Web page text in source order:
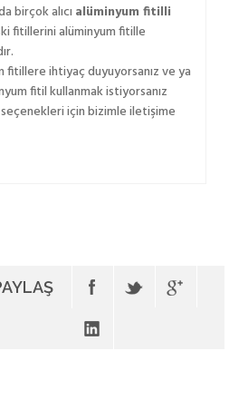
birçok alıcı alüminyum fitilli
fitillerini alüminyum fitille
fitillere ihtiyaç duyuyorsanız ve ya
fitil kullanmak istiyorsanız
için bizimle iletişime